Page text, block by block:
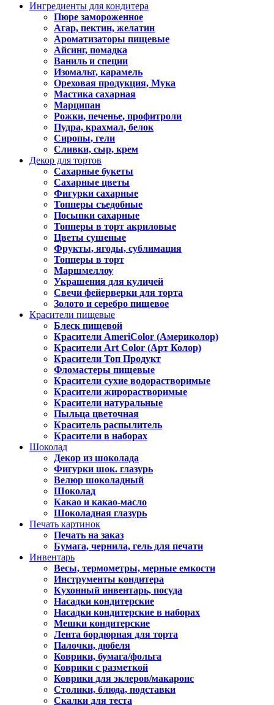
Ингредиенты для кондитера
Пюре замороженное
Агар, пектин, желатин
Ароматизаторы пищевые
Айсинг, помадка
Ваниль и специи
Изомальт, карамель
Ореховая продукция, Мука
Мастика сахарная
Марципан
Рожки, печенье, профитроли
Пудра, крахмал, белок
Сиропы, гели
Сливки, сыр, крем
Декор для тортов
Сахарные букеты
Сахарные цветы
Фигурки сахарные
Топперы съедобные
Посыпки сахарные
Топперы в торт акриловые
Цветы сушеные
Фрукты, ягоды, сублимация
Топперы в торт
Маршмеллоу
Украшения для куличей
Свечи фейерверки для торта
Золото и серебро пищевое
Красители пищевые
Блеск пищевой
Красители AmeriColor (Америколор)
Красители Art Color (Арт Колор)
Красители Топ Продукт
Фломастеры пищевые
Красители сухие водорастворимые
Красители жирорастворимые
Красители натуральные
Пыльца цветочная
Краситель распылитель
Красители в наборах
Шоколад
Декор из шоколада
Фигурки шок. глазурь
Велюр шоколадный
Шоколад
Какао и какао-масло
Шоколадная глазурь
Печать картинок
Печать на заказ
Бумага, чернила, гель для печати
Инвентарь
Весы, термометры, мерные емкости
Инструменты кондитера
Кухонный инвентарь, посуда
Насадки кондитерские
Насадки кондитерские в наборах
Мешки кондитерские
Лента бордюрная для торта
Палочки, дюбеля
Коврики, бумага/фольга
Коврики с разметкой
Коврики для эклеров/макаронс
Столики, блюда, подставки
Скалки для теста